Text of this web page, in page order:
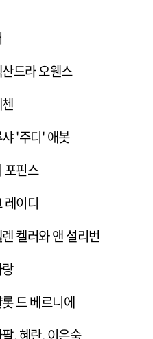
드라 오웬스
'주디' 애봇
포핀스
이디
켈러와 앤 설리번
드 베르니에
, 혜란, 이은숙